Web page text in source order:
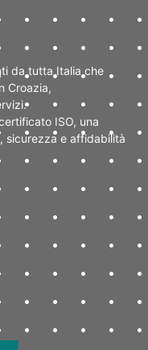
da tutta Italia che
Croazia,
ISO, una
sicurezza e affidabilità